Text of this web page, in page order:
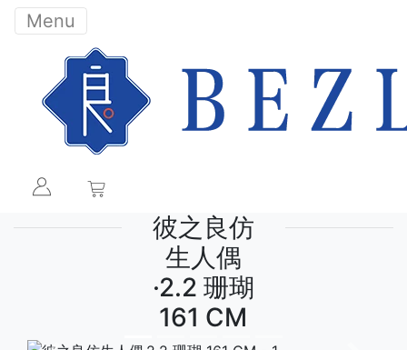
Menu
彼之良仿
生人偶
·2.2 珊瑚
161 CM